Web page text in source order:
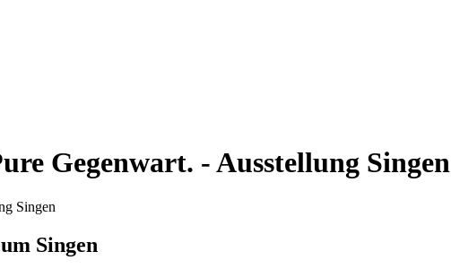
Gegenwart. - Ausstellung Singen
Singen